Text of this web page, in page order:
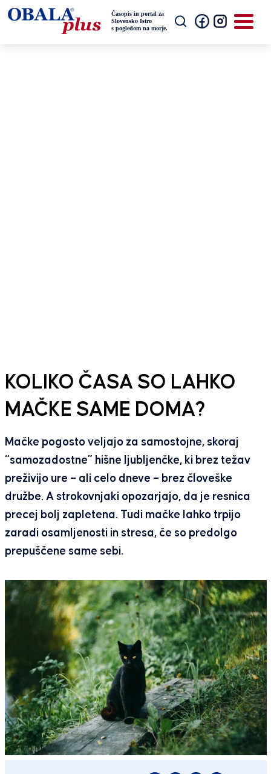
KOLIKO ČASA SO LAHKO
MAČKE SAME DOMA?
Mačke pogosto veljajo za samostojne, skoraj
“samozadostne” hišne ljubljenčke, ki brez težav
preživijo ure – ali celo dneve – brez človeške
družbe. A strokovnjaki opozarjajo, da je resnica
precej bolj zapletena. Tudi mačke lahko trpijo
zaradi osamljenosti in stresa, če so predolgo
prepuščene same sebi.